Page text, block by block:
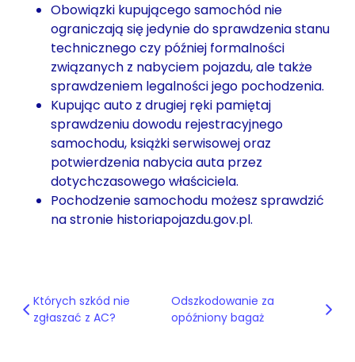
Obowiązki kupującego samochód nie
ograniczają się jedynie do sprawdzenia stanu
technicznego czy później formalności
związanych z nabyciem pojazdu, ale także
sprawdzeniem legalności jego pochodzenia.
Kupując auto z drugiej ręki pamiętaj
sprawdzeniu dowodu rejestracyjnego
samochodu, książki serwisowej oraz
potwierdzenia nabycia auta przez
dotychczasowego właściciela.
Pochodzenie samochodu możesz sprawdzić
na stronie historiapojazdu.gov.pl.
Których szkód nie
zgłaszać z AC?
Odszkodowanie za
opóźniony bagaż